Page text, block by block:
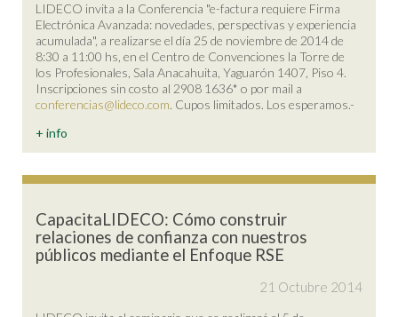
LIDECO invita a la Conferencia "e-factura requiere Firma
Electrónica Avanzada: novedades, perspectivas y experiencia
acumulada", a realizarse el día 25 de noviembre de 2014 de
8:30 a 11:00 hs, en el Centro de Convenciones la Torre de
los Profesionales, Sala Anacahuita, Yaguarón 1407, Piso 4.
Inscripciones sin costo al 2908 1636* o por mail a
conferencias@lideco.com. Cupos limitados. Los esperamos.-
+ info
CapacitaLIDECO: Cómo construir
relaciones de confianza con nuestros
públicos mediante el Enfoque RSE
21 Octubre 2014